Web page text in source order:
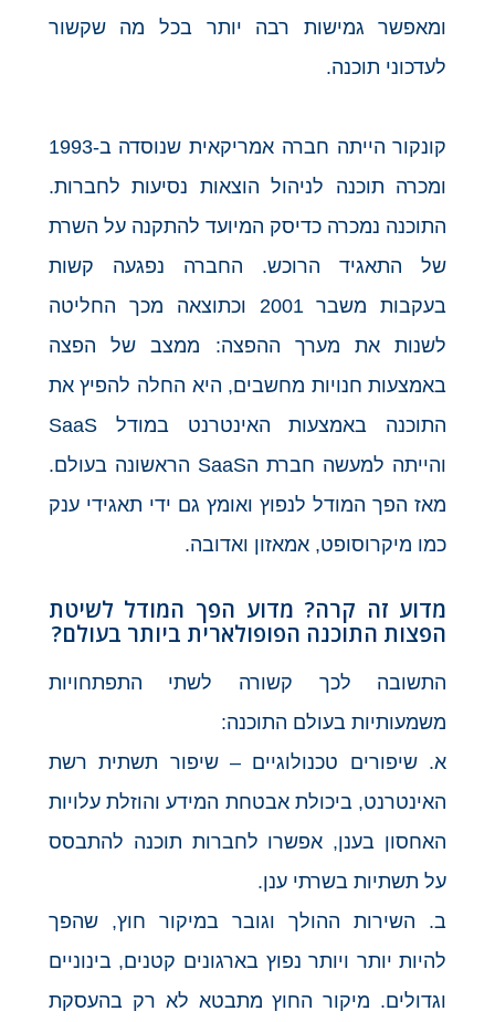
ומאפשר גמישות רבה יותר בכל מה שקשור
לעדכוני תוכנה.
קונקור הייתה חברה אמריקאית שנוסדה ב-1993
ומכרה תוכנה לניהול הוצאות נסיעות לחברות.
התוכנה נמכרה כדיסק המיועד להתקנה על השרת
של התאגיד הרוכש. החברה נפגעה קשות
בעקבות משבר 2001 וכתוצאה מכך החליטה
לשנות את מערך ההפצה: ממצב של הפצה
באמצעות חנויות מחשבים, היא החלה להפיץ את
התוכנה באמצעות האינטרנט במודל SaaS
והייתה למעשה חברת הSaaS הראשונה בעולם.
מאז הפך המודל לנפוץ ואומץ גם ידי תאגידי ענק
כמו מיקרוסופט, אמאזון ואדובה.
מדוע זה קרה? מדוע הפך המודל לשיטת
הפצות התוכנה הפופולארית ביותר בעולם?
התשובה לכך קשורה לשתי התפתחויות
משמעותיות בעולם התוכנה:
א. שיפורים טכנולוגיים – שיפור תשתית רשת
האינטרנט, ביכולת אבטחת המידע והוזלת עלויות
האחסון בענן, אפשרו לחברות תוכנה להתבסס
על תשתיות בשרתי ענן.
ב. השירות ההולך וגובר במיקור חוץ, שהפך
להיות יותר ויותר נפוץ בארגונים קטנים, בינוניים
וגדולים. מיקור החוץ מתבטא לא רק בהעסקת